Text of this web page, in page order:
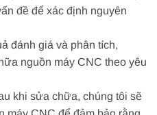
đề để xác định nguyên
đánh giá và phân tích,
nguồn máy CNC theo yêu
khi sửa chữa, chúng tôi sẽ